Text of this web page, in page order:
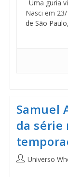
Uma guria
Nasci em
de São
Samuel
da série
Universo